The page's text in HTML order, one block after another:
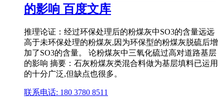
的影响 百度文库
推理论证：经过环保处理后的粉煤灰中SO3的含量远远
高于未环保处理的粉煤灰,因为环保型的粉煤灰脱硫后增
加了SO3的含量。 论粉煤灰中三氧化硫过高对道路基层
的影响 摘要：石灰粉煤灰类混合料做为基层填料已运用
的十分广泛,但缺点也很多。
联系电话: 180 3780 8511